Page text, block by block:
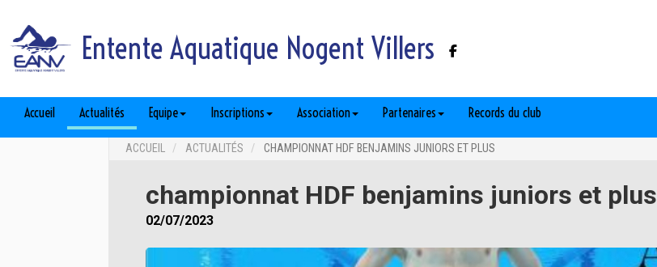
Entente Aquatique Nogent Villers
Accueil Actualités Equipe Inscriptions Association Partenaires Records du club
ACCUEIL ACTUALITÉS CHAMPIONNAT HDF BENJAMINS JUNIORS ET PLUS
championnat HDF benjamins juniors et plus
02/07/2023